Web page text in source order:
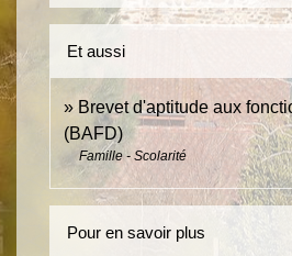
Et aussi
Brevet d'aptitude aux
(BAFD)
Famille - Scolarité
Pour en savoir plus